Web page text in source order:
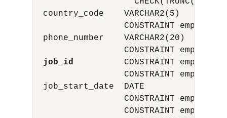
  country_code    VARCHAR2(5)
CONSTRAINT
  phone_number    VARCHAR2(20)
CONSTRAINT
job_id
CONSTRAINT
CONSTRAINT
  job_start_date  DATE
CONSTRAINT
CONSTRAINT